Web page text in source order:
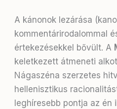
A kánonok lezárása
kommentárirodalommal
értekezésekkel bővült. A
keletkezett átmeneti
Nágaszéna szerzetes
hellenisztikus
leghíresebb pontja az